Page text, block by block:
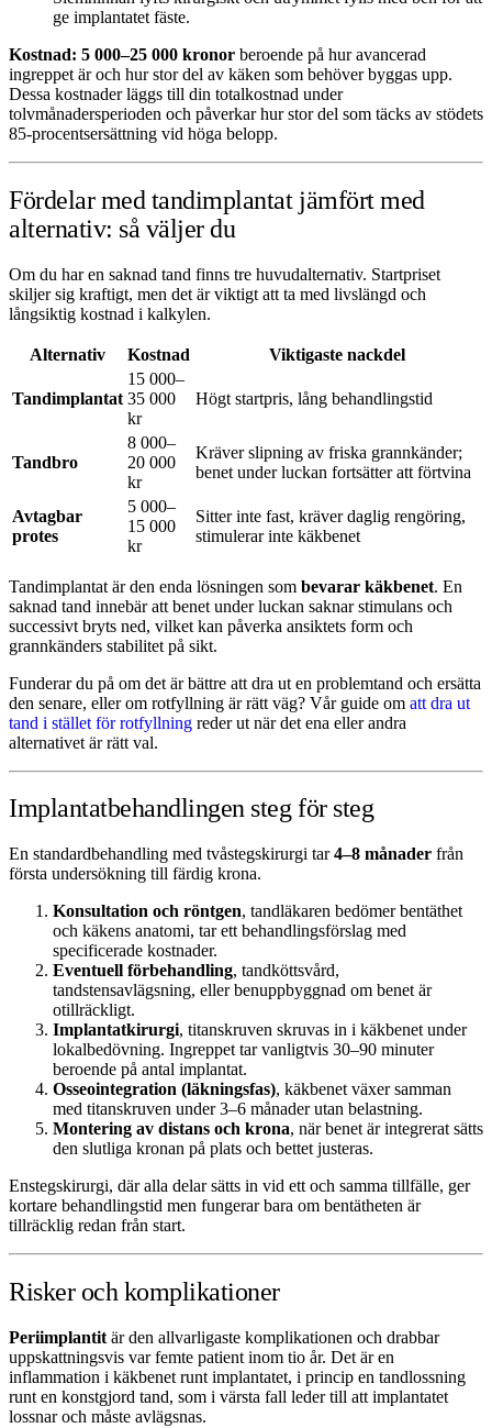
ge implantatet fäste.
Kostnad: 5 000–25 000 kronor beroende på hur avancerad
ingreppet är och hur stor del av käken som behöver byggas upp.
Dessa kostnader läggs till din totalkostnad under
tolvmånadersperioden och påverkar hur stor del som täcks av stödets
85-procentsersättning vid höga belopp.
Fördelar med tandimplantat jämfört med
alternativ: så väljer du
Om du har en saknad tand finns tre huvudalternativ. Startpriset
skiljer sig kraftigt, men det är viktigt att ta med livslängd och
långsiktig kostnad i kalkylen.
Alternativ Kostnad Viktigaste nackdel
Tandimplantat
15 000–
35 000
kr
Högt startpris, lång behandlingstid
Tandbro
8 000–
20 000
kr
Kräver slipning av friska grannkänder;
benet under luckan fortsätter att förtvina
Avtagbar
protes
5 000–
15 000
kr
Sitter inte fast, kräver daglig rengöring,
stimulerar inte käkbenet
Tandimplantat är den enda lösningen som bevarar käkbenet. En
saknad tand innebär att benet under luckan saknar stimulans och
successivt bryts ned, vilket kan påverka ansiktets form och
grannkänders stabilitet på sikt.
Funderar du på om det är bättre att dra ut en problemtand och ersätta
den senare, eller om rotfyllning är rätt väg? Vår guide om att dra ut
tand i stället för rotfyllning reder ut när det ena eller andra
alternativet är rätt val.
Implantatbehandlingen steg för steg
En standardbehandling med tvåstegskirurgi tar4–8 månader från
första undersökning till färdig krona.
Konsultation och röntgen, tandläkaren bedömer bentäthet
och käkens anatomi, tar ett behandlingsförslag med
specificerade kostnader.
Eventuell förbehandling, tandköttsvård,
tandstensavlägsning, eller benuppbyggnad om benet är
otillräckligt.
Implantatkirurgi, titanskruven skruvas in i käkbenet under
lokalbedövning. Ingreppet tar vanligtvis 30–90 minuter
beroende på antal implantat.
Osseointegration (läkningsfas), käkbenet växer samman
med titanskruven under 3–6 månader utan belastning.
Montering av distans och krona, när benet är integrerat sätts
den slutliga kronan på plats och bettet justeras.
Enstegskirurgi, där alla delar sätts in vid ett och samma tillfälle, ger
kortare behandlingstid men fungerar bara om bentätheten är
tillräcklig redan från start.
Risker och komplikationer
Periimplantit är den allvarligaste komplikationen och drabbar
uppskattningsvis var femte patient inom tio år. Det är en
inflammation i käkbenet runt implantatet, i princip en tandlossning
runt en konstgjord tand, som i värsta fall leder till att implantatet
lossnar och måste avlägsnas.